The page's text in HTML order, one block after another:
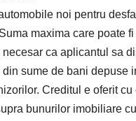
noi pentru
maxima care poate
ca aplicantul sa
sume de bani
Creditul e oferit
bunurilor imobiliare